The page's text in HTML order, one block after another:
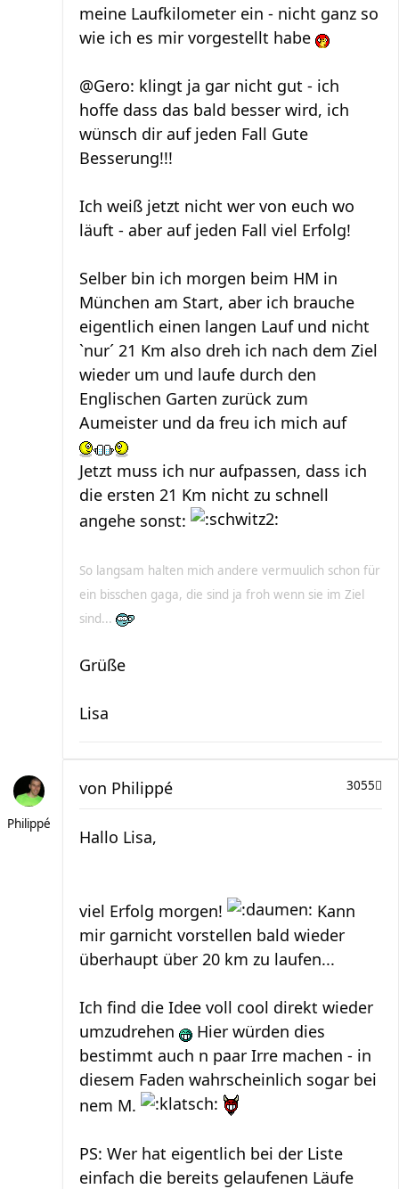
meine Laufkilometer ein - nicht ganz so
wie ich es mir vorgestellt habe
@Gero: klingt ja gar nicht gut - ich
hoffe dass das bald besser wird, ich
wünsch dir auf jeden Fall Gute
Besserung!!!
Ich weiß jetzt nicht wer von euch wo
läuft - aber auf jeden Fall viel Erfolg!
Selber bin ich morgen beim HM in
München am Start, aber ich brauche
eigentlich einen langen Lauf und nicht
`nur´ 21 Km also dreh ich nach dem Ziel
wieder um und laufe durch den
Englischen Garten zurück zum
Aumeister und da freu ich mich auf
Jetzt muss ich nur aufpassen, dass ich
die ersten 21 Km nicht zu schnell
angehe sonst:
So langsam halten mich andere vermuulich schon für
ein bisschen gaga, die sind ja froh wenn sie im Ziel
sind...
Grüße
Lisa
Philippé
3055
von Philippé
Hallo Lisa,
viel Erfolg morgen!
Kann
mir garnicht vorstellen bald wieder
überhaupt über 20 km zu laufen...
Ich find die Idee voll cool direkt wieder
umzudrehen
Hier würden dies
bestimmt auch n paar Irre machen - in
diesem Faden wahrscheinlich sogar bei
nem M.
PS: Wer hat eigentlich bei der Liste
einfach die bereits gelaufenen Läufe